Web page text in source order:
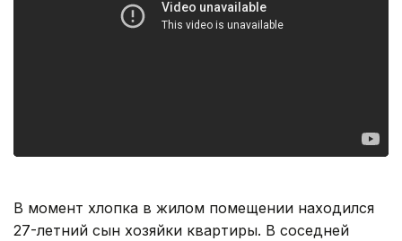
В момент хлопка в жилом помещении находился
27-летний сын хозяйки квартиры. В соседней